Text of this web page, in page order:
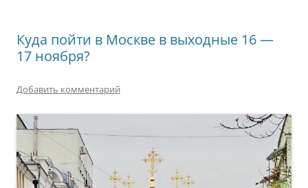
Куда пойти в Москве в выходные 16 —
17 ноября?
Добавить комментарий